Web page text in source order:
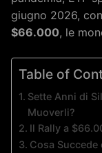
giugno 2026,
$66.000, le
Table of
Sette Anni di
Muoverli?
Il Rally a
Cosa